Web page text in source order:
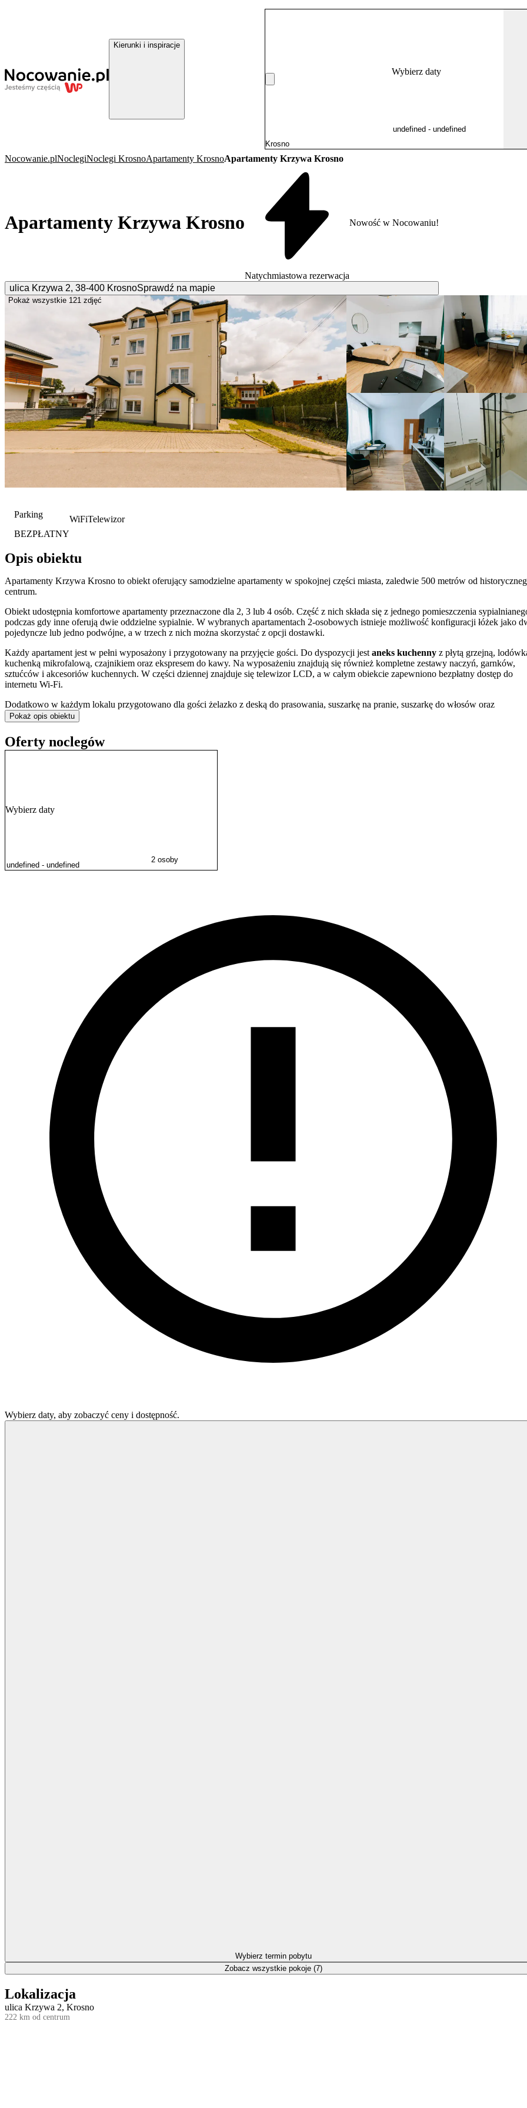
Kierunki i inspiracje
Wybierz daty
Nocowanie.plNoclegiNoclegi KrosnoApartamenty KrosnoApartamenty Krzywa Krosno
Apartamenty Krzywa Krosno
Natychmiastowa rezerwacja
Nowość w Nocowaniu!
ulica Krzywa 2, 38-400 KrosnoSprawdź na mapie
Pokaż wszystkie 121 zdjęć
Parking
BEZPŁATNY
WiFiTelewizor
Opis obiektu
Apartamenty Krzywa Krosno to obiekt oferujący samodzielne apartamenty w spokojnej części miasta, zaledwie 500 metrów od
centrum.
Obiekt udostępnia komfortowe apartamenty przeznaczone dla 2, 3 lub 4 osób. Część z nich składa się z jednego pomieszczenia
podczas gdy inne oferują dwie oddzielne sypialnie. W wybranych apartamentach 2-osobowych istnieje możliwość konfiguracji łóżek jako
pojedyncze lub jedno podwójne, a w trzech z nich można skorzystać z opcji dostawki.
Każdy apartament jest w pełni wyposażony i przygotowany na przyjęcie gości. Do dyspozycji jest aneks kuchenny z płytą grzejną,
kuchenką mikrofalową, czajnikiem oraz ekspresem do kawy. Na wyposażeniu znajdują się również kompletne zestawy naczyń, garnków,
sztućców i akcesoriów kuchennych. W części dziennej znajduje się telewizor LCD, a w całym obiekcie zapewniono bezpłatny dostęp do
internetu Wi-Fi.
Dodatkowo w każdym lokalu przygotowano dla gości żelazko z deską do prasowania, suszarkę na pranie, suszarkę do włosów oraz
podstawowe kosmetyki łazienkowe i ręczniki.
Budynek, w którym mieszczą się apartamenty, jest monitorowany, a przy obiekcie znajduje się
Udogodnieniem jestsystem samodzielnego zameldowania
Obiekt akceptuje pobyt zwierząt domowych po wcześniejszym uzgodnieniu i przedstawieniu dokumentacji szczepień. Na terenie całego
, co w połączeniu ze stałym dostępem do internetu tworzy dogodne warunki do łączenia wypoczynku z obowiązkami
Dostępna jest również pościel dla dzieci, a na zewnątrz budynku przygotowano ogród oraz wyznaczone miejsce dla palących.
Pokaż opis obiektu
Lokalizacja
ulica Krzywa 2, Krosno
222 km od centrum
Oferty noclegów
Wybierz daty
2 osoby
Wybierz daty, aby zobaczyć ceny i dostępność.
Wybierz termin pobytu
Zobacz wszystkie pokoje (7)